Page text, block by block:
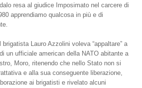
resa al giudice Imposimato nel carcere di
apprendiamo qualcosa in più e di
brigatista Lauro Azzolini voleva “appaltare” a
un ufficiale american della NATO abitante a
Moro, ritenendo che nello Stato non si
e alla sua conseguente liberazione,
ai brigatisti e rivelato alcuni